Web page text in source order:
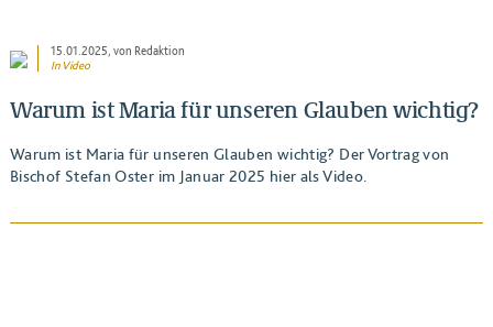
15.01.2025, von Redaktion
In Video
Warum ist Maria für unseren Glauben wichtig?
Warum ist Maria für unseren Glauben wichtig? Der Vortrag von
Bischof Stefan Oster im Januar 2025 hier als Video.